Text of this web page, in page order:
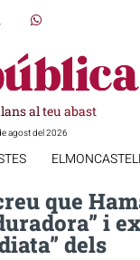
al teu abast
agost del 2026
que
i
dels